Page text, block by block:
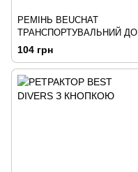
РЕМІНЬ BEUCHAT
ТРАНСПОРТУВАЛЬНИЙ ДО
ЛАСТ
104 грн